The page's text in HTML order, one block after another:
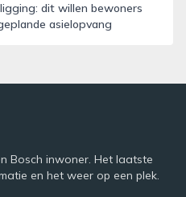
dit willen bewoners
asielopvang
Bosch inwoner. Het laatste
en het weer op een plek.